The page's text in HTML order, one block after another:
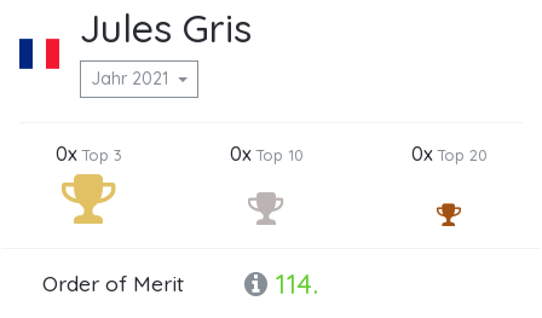
Jules Gris
Jahr 2021
0xTop 3 0xTop 10 0xTop 20
Order of Merit 114.